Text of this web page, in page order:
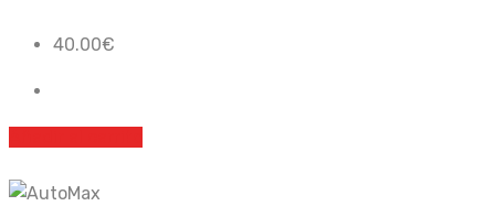
40.00€